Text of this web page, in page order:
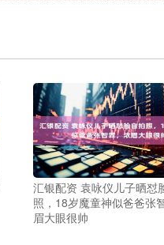
汇银配资 袁咏仪儿子晒怼
照，18岁魔童神似爸爸张
眉大眼很帅